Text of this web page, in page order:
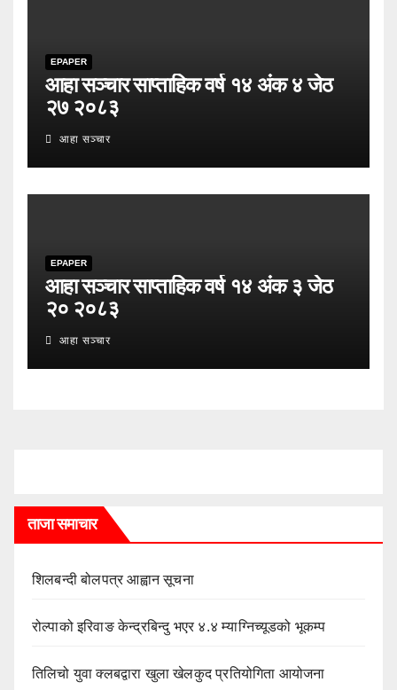
EPAPER
आहा सञ्चार साप्ताहिक वर्ष १४ अंक ४ जेठ
२७ २०८३
आहा सञ्चार
EPAPER
आहा सञ्चार साप्ताहिक वर्ष १४ अंक ३ जेठ
२० २०८३
आहा सञ्चार
ताजा समाचार
शिलबन्दी बोलपत्र आह्वान सूचना
रोल्पाको इरिवाङ केन्द्रबिन्दु भएर ४.४ म्याग्निच्यूडको भूकम्प
तिलिचो युवा क्लबद्वारा खुला खेलकुद प्रतियोगिता आयोजना